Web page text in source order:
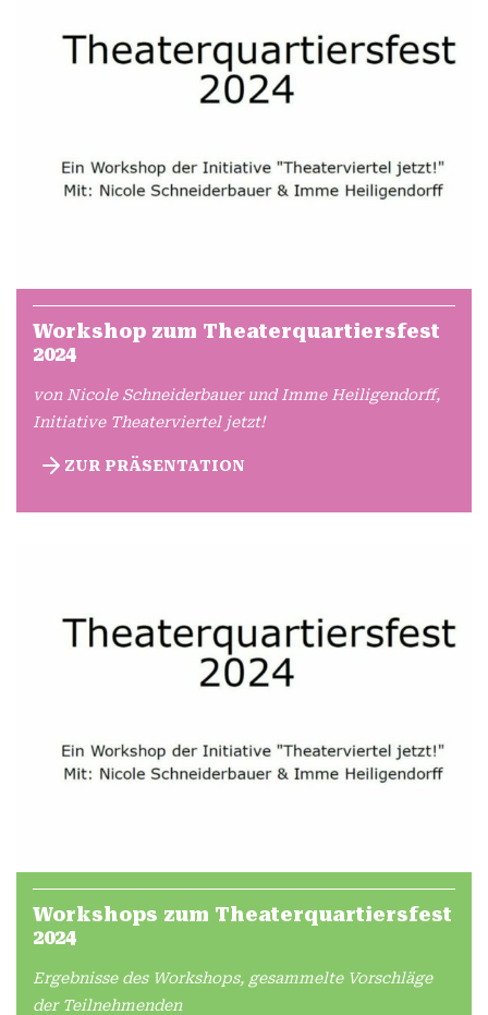
Workshop zum Theaterquartiersfest
2024
von Nicole Schneiderbauer und Imme Heiligendorff,
Initiative Theaterviertel jetzt!
ZUR PRÄSENTATION
Workshops zum Theaterquartiersfest
2024
Ergebnisse des Workshops, gesammelte Vorschläge
der Teilnehmenden